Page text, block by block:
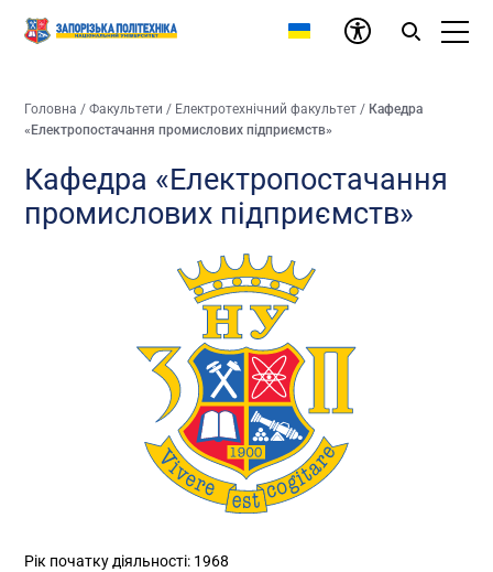
Головна /Факультети / Електротехнічний факультет / Кафедра
«Електропостачання промислових підприємств»
Кафедра «Електропостачання
промислових підприємств»
Рік початку діяльності: 1968